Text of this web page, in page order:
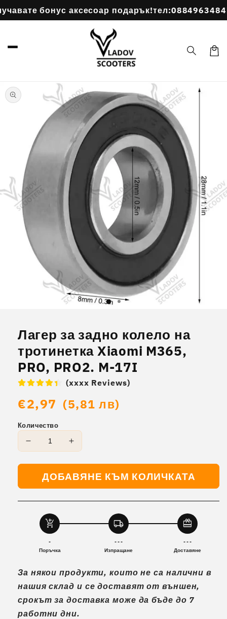
бонус аксесоар подарък!тел:0884963484
към
продукта
модален
елемент
Лагер за задно колело на
тротинетка Xiaomi M365,
PRO, PRO2. M-17I
(xxxx Reviews)
Обичайна
€2,97 (5,81 лв)
Количество
Намаляване
количеството
Лагер
за
колело
тротинетка
Xiaomi
PRO,
PRO2.
17I
Увеличаване
количеството
за
Лагер
за
тротинетка
PRO,
PRO2.
17I
ДОБАВЯНЕ КЪМ КОЛИЧКАТА
add_shopping_cart
-
Поръчка
local_shipping
- - -
Изпращане
redeem
- - -
Доставяне
За някои продукти, които не са налични в
нашия склад и се доставят от външен,
срокът за доставка може да бъде до 7
работни дни.